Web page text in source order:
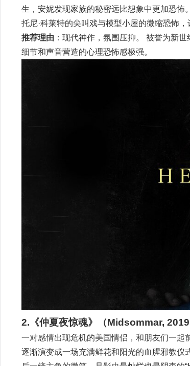
生，安妮发现家族的秘密远比想象中更加恐
托尼·科莱特的尖叫戏与模型小屋的微缩恐怖，
推荐理由 ：现代神作，氛围压抑。 被誉为新
细节和声音营造的心理恐怖感极强。
2.《仲夏夜惊魂》（Midsommar, 2019
一对感情出现危机的美国情侣，和朋友们一
逐渐演变成一场充满鲜花和阳光的血腥邪教